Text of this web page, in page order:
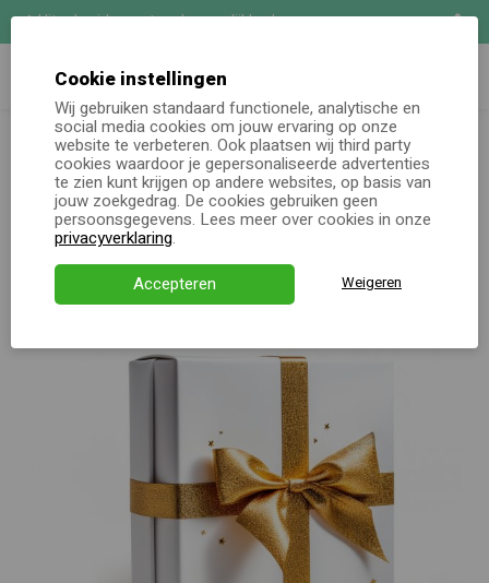
Uitgebreide maatwerk mogelijkheden
Online keuzecadeau
Kerstpakketten
Alle momenten
Verjaardagsservice
Direct bestellen
Zoeken
Oh jee, er lijkt iets niet helemaal goed te gaan.
De pagina die je zocht lijkt helaas niet (meer) te bestaan. Ga
terug naar de homepagina of neem contact met ons op. We
staan voor je klaar!
Cookie instellingen
Wij gebruiken standaard functionele, analytische en
social media cookies om jouw ervaring op onze
website te verbeteren. Ook plaatsen wij third party
cookies waardoor je gepersonaliseerde advertenties
te zien kunt krijgen op andere websites, op basis van
jouw zoekgedrag. De cookies gebruiken geen
persoonsgegevens. Lees meer over cookies in onze
privacyverklaring.
Accepteren
Weigeren